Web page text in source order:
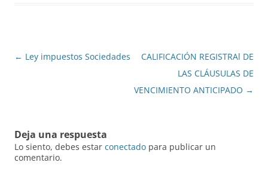
Navegación
← Ley impuestos Sociedades
CALIFICACIÓN REGISTRAl DE
LAS CLÁUSULAS DE
VENCIMIENTO ANTICIPADO →
Deja una respuesta
Lo siento, debes estar conectado para publicar un
comentario.